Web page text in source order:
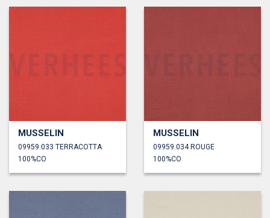
MUSSELIN
09959.033 TERRACOTTA
100%CO
MUSSELIN
09959.034 ROUGE
100%CO